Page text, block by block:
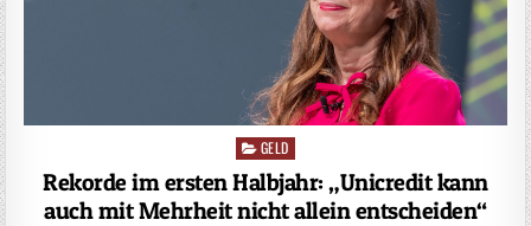
Posted
in
GELD
Rekorde im ersten Halbjahr: „Unicredit kann
auch mit Mehrheit nicht allein entscheiden“